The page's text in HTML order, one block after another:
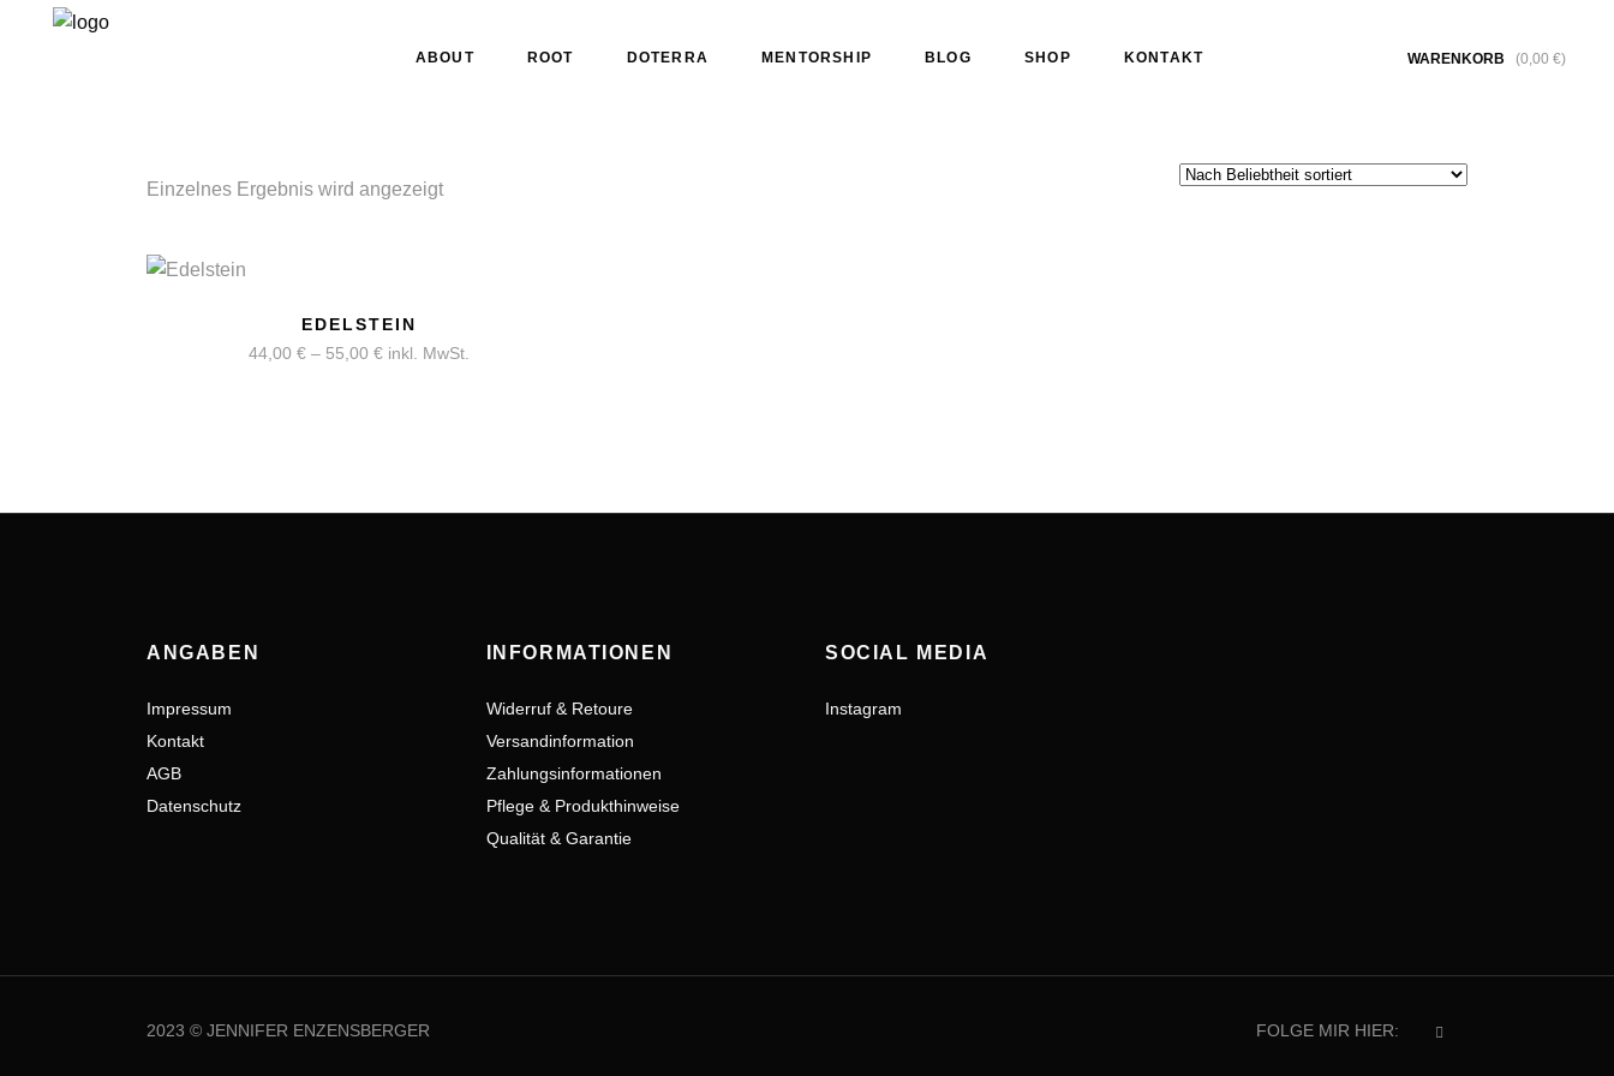
ABOUT ROOT DOTERRA MENTORSHIP BLOG SHOP KONTAKT WARENKORB (0,00 €)
Einzelnes Ergebnis wird angezeigt
EDELSTEIN
44,00 €– 55,00 € inkl. MwSt.
ANGABEN
Impressum
Kontakt
AGB
Datenschutz
INFORMATIONEN
Widerruf & Retoure
Versandinformation
Zahlungsinformationen
Pflege & Produkthinweise
Qualität & Garantie
SOCIAL MEDIA
Instagram
2023 © JENNIFER ENZENSBERGER FOLGE MIR HIER: